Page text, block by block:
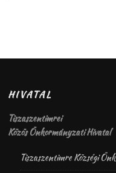
HIVATAL
Tiszaszentimrei
Közös Önkormányzati Hivatal
Tiszaszentimre Községi